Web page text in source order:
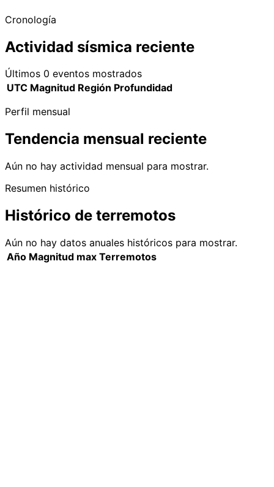
Cronología
Actividad sísmica reciente
Últimos 0 eventos mostrados
UTC Magnitud Región Profundidad
Perfil mensual
Tendencia mensual reciente
Aún no hay actividad mensual para mostrar.
Resumen histórico
Histórico de terremotos
Aún no hay datos anuales históricos para mostrar.
Año Magnitud max Terremotos